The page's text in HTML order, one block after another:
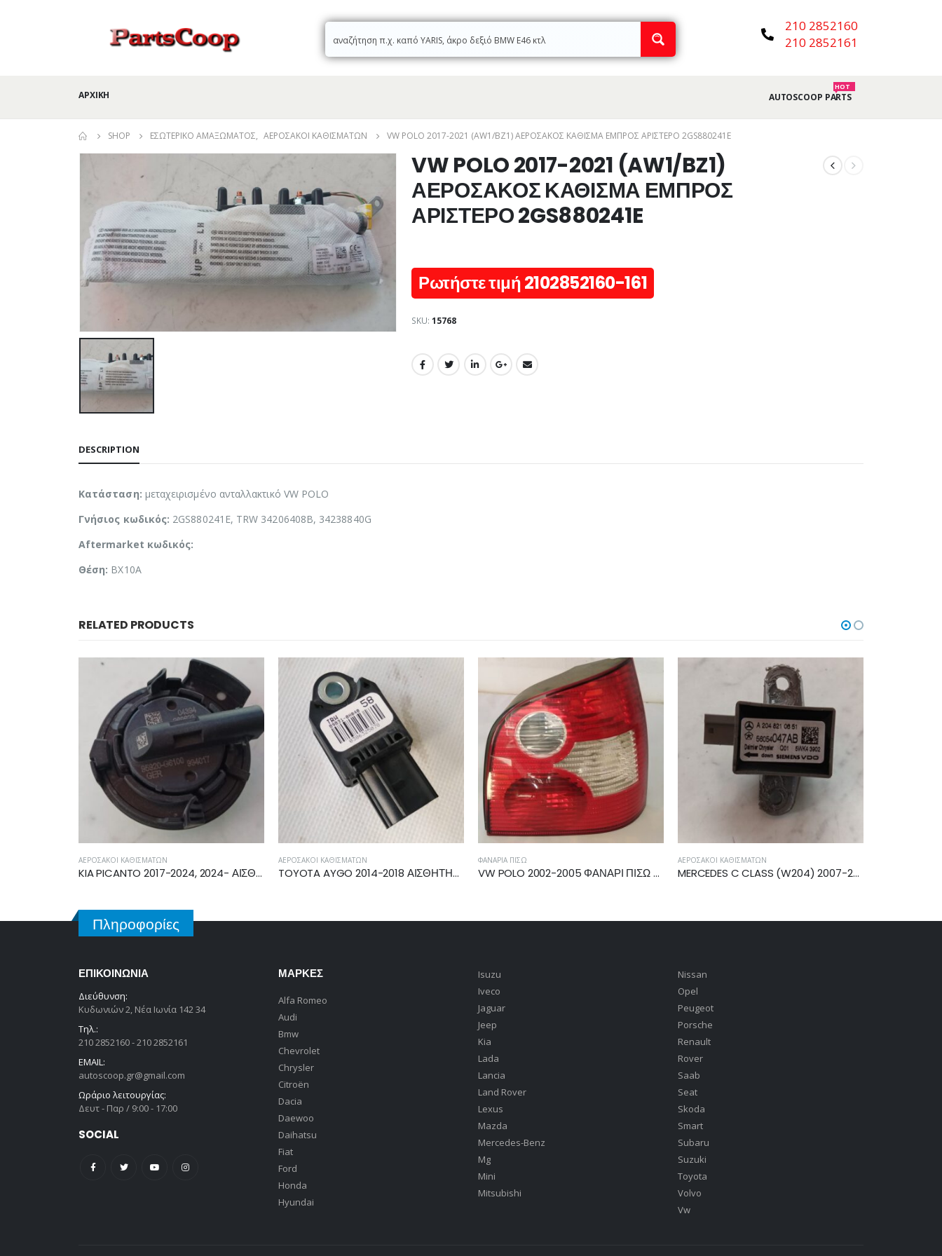
210 2852160
210 2852161
ΑΡΧΙΚΉ AUTOSCOOP PARTS
HOT
SHOP ΕΣΩΤΕΡΙΚΌ ΑΜΑΞΏΜΑΤΟΣ, ΑΕΡΌΣΑΚΟΙ ΚΑΘΙΣΜΆΤΩΝ VW POLO 2017-2021 (AW1/BZ1) ΑΕΡΟΣΑΚΟΣ ΚΑΘΙΣΜΑ ΕΜΠΡΟΣ ΑΡΙΣΤΕΡΟ 2GS880241E
VW POLO 2017-2021 (AW1/BZ1)
ΑΕΡΟΣΑΚΟΣ ΚΑΘΙΣΜΑ ΕΜΠΡΟΣ
ΑΡΙΣΤΕΡΟ 2GS880241E
Ρωτήστε τιμή 2102852160-161
SKU: 15768
DESCRIPTION
Κατάσταση: μεταχειρισμένο ανταλλακτικό VW POLO
Γνήσιος κωδικός: 2GS880241E, TRW 34206408B, 34238840G
Aftermarket κωδικός:
Θέση: BX10A
RELATED PRODUCTS
ΑΕΡΌΣΑΚΟΙ ΚΑΘΙΣΜΆΤΩΝ
TOYOTA AYGO 2014-2018 ΑΙΣΘΗΤΗΡΑΣ ΚΡΟΥΣΗΣ AIRBAG 89831-0H040
ΦΑΝΆΡΙΑ ΠΊΣΩ
VW POLO 2002-2005 ΦΑΝΑΡΙ ΠΙΣΩ ΔΕΞΙΟ 6Q6945096G
ΑΕΡΌΣΑΚΟΙ ΚΑΘΙΣΜΆΤΩΝ
MERCEDES C CLASS (W204) 2007-2011, 2011-2014 ΑΙΣΘΗΤΗΡΑΣ ΚΡΟΥΣΗΣ AIRBAG A2048210651
ΔΙΑΚΌΠΤΕΣ ΑΛΆΡΜ
VW GOLF IV 1998-2004 ΔΙΑΚΟΠΤΗΣ ΑΛΑΡΜ 7pin 1J0953235C
Πληροφορίες
ΕΠΙΚΟΙΝΩΝΊΑ
Διεύθυνση:
Κυδωνιών 2, Νέα Ιωνία 142 34
Τηλ.:
210 2852160 - 210 2852161
EMAIL:
autoscoop.gr@gmail.com
Ωράριο λειτουργίας:
Δευτ - Παρ / 9:00 - 17:00
SOCIAL
ΜΆΡΚΕΣ
Alfa Romeo
Audi
Bmw
Chevrolet
Chrysler
Citroën
Dacia
Daewoo
Daihatsu
Fiat
Ford
Honda
Hyundai
Isuzu
Iveco
Jaguar
Jeep
Kia
Lada
Lancia
Land Rover
Lexus
Mazda
Mercedes-Benz
Mg
Mini
Mitsubishi
Nissan
Opel
Peugeot
Porsche
Renault
Rover
Saab
Seat
Skoda
Smart
Subaru
Suzuki
Toyota
Volvo
Vw